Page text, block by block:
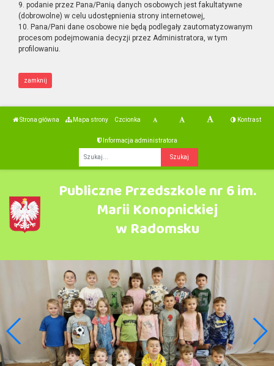
9. podanie przez Pana/Panią danych osobowych jest fakultatywne
(dobrowolne) w celu udostępnienia strony internetowej,
10. Pana/Pani dane osobowe nie będą podlegały zautomatyzowanym
procesom podejmowania decyzji przez Administratora, w tym
profilowaniu.
zamknij
Strona główna Mapa strony Czcionka Kontrast
Informacja administratora
Publiczne Przedszkole nr 6 im.
Marii Konopnickiej
w Radomsku